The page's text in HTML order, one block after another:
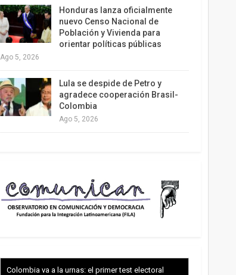
Honduras lanza oficialmente
nuevo Censo Nacional de
Población y Vivienda para
orientar políticas públicas
Ago 5, 2026
Lula se despide de Petro y
agradece cooperación Brasil-
Colombia
Ago 5, 2026
Colombia va a la urnas: el primer test electoral